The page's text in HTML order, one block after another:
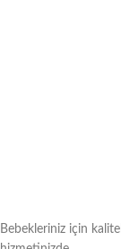
Bebekleriniz için